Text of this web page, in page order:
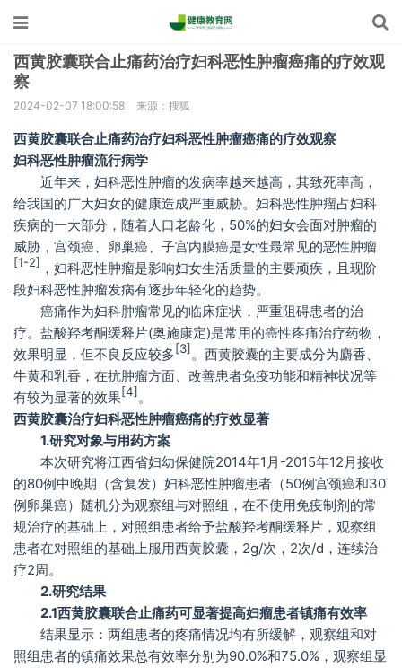
西黄胶囊联合止痛药治疗妇科恶性肿瘤癌痛的疗效观
察
2024-02-07 18:00:58 来源：搜狐
西黄胶囊联合止痛药治疗妇科恶性肿瘤癌痛的疗效观察
妇科恶性肿瘤流行病学
近年来，妇科恶性肿瘤的发病率越来越高，其致死率高，
给我国的广大妇女的健康造成严重威胁。妇科恶性肿瘤占妇科
疾病的一大部分，随着人口老龄化，50%的妇女会面对肿瘤的
威胁，宫颈癌、卵巢癌、子宫内膜癌是女性最常见的恶性肿瘤
[1-2] ，妇科恶性肿瘤是影响妇女生活质量的主要顽疾，且现阶
段妇科恶性肿瘤发病有逐步年轻化的趋势。
癌痛作为妇科肿瘤常见的临床症状，严重阻碍患者的治
疗。盐酸羟考酮缓释片(奥施康定)是常用的癌性疼痛治疗药物，
效果明显，但不良反应较多[3] 。西黄胶囊的主要成分为麝香、
牛黄和乳香，在抗肿瘤方面、改善患者免疫功能和精神状况等
有较为显著的效果[4] 。
西黄胶囊治疗妇科恶性肿瘤癌痛的疗效显著
1.研究对象与用药方案
本次研究将江西省妇幼保健院2014年1月-2015年12月接收
的80例中晚期（含复发）妇科恶性肿瘤患者（50例宫颈癌和30
例卵巢癌）随机分为观察组与对照组，在不使用免疫制剂的常
规治疗的基础上，对照组患者给予盐酸羟考酮缓释片，观察组
患者在对照组的基础上服用西黄胶囊，2g/次，2次/d，连续治
疗2周。
2.研究结果
2.1西黄胶囊联合止痛药可显著提高妇瘤患者镇痛有效率
结果显示：两组患者的疼痛情况均有所缓解，观察组和对
照组患者的镇痛效果总有效率分别为90.0%和75.0%，观察组显